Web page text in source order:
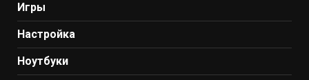
Игры
Настройка
Ноутбуки